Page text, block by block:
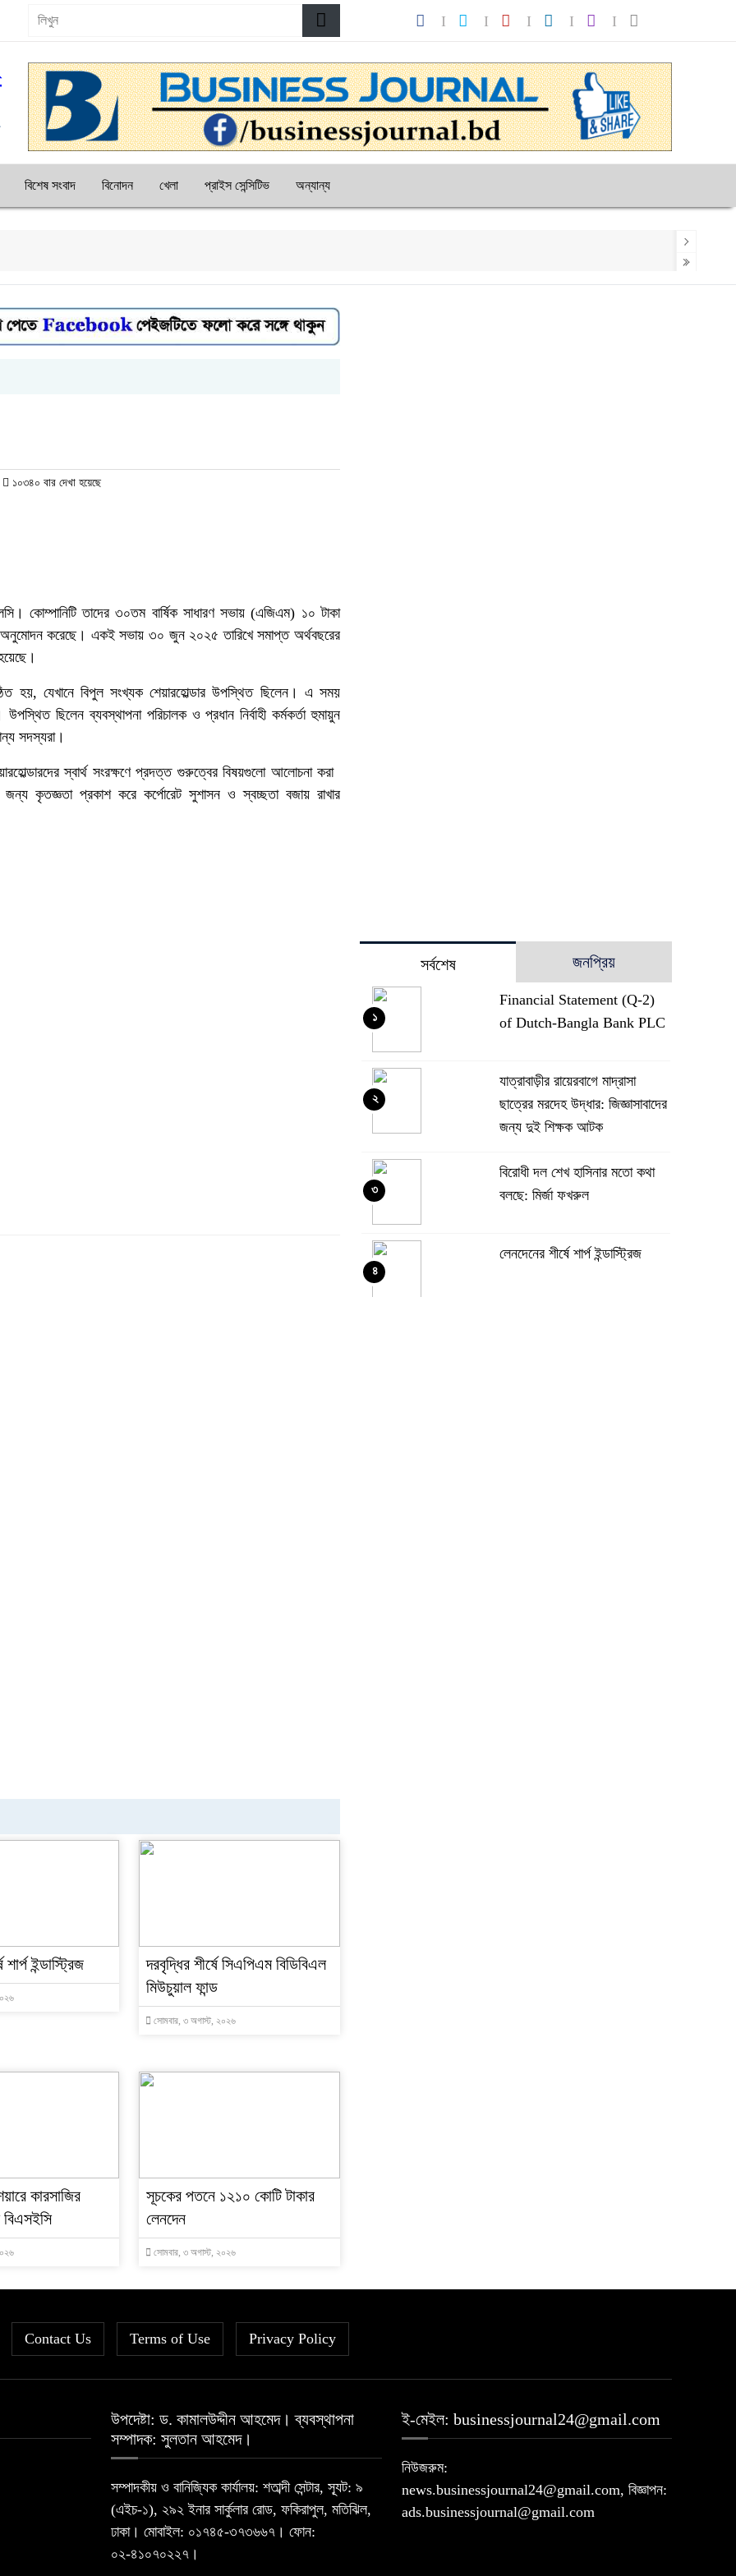
বিশেষ সংবাদ বিনোদন খেলা প্রাইস সেন্সিটিভ অন্যান্য
১০৩৪০ বার দেখা হয়েছে
কোম্পানিটি তাদের ৩০তম বার্ষিক সাধারণ সভায় (এজিএম) ১০ টাকা
অনুমোদন করেছে। একই সভায় ৩০ জুন ২০২৫ তারিখে সমাপ্ত অর্থবছরের
হয়, যেখানে বিপুল সংখ্যক শেয়ারহোল্ডার উপস্থিত ছিলেন। এ সময়
ছিলেন ব্যবস্থাপনা পরিচালক ও প্রধান নির্বাহী কর্মকর্তা হুমায়ুন
সদস্যরা।
স্বার্থ সংরক্ষণে প্রদত্ত গুরুত্বের বিষয়গুলো আলোচনা করা
জন্য কৃতজ্ঞতা প্রকাশ করে কর্পোরেট সুশাসন ও স্বচ্ছতা বজায় রাখার
শার্প ইন্ডাস্ট্রিজ
দরবৃদ্ধির শীর্ষে সিএপিএম বিডিবিএল
মিউচুয়াল ফান্ড
সোমবার, ৩ অগাস্ট, ২০২৬
কারসাজির
বিএসইসি
সূচকের পতনে ১২১০ কোটি টাকার
লেনদেন
সোমবার, ৩ অগাস্ট, ২০২৬
সর্বশেষ জনপ্রিয়
Financial Statement (Q-2)
of Dutch-Bangla Bank PLC
১
যাত্রাবাড়ীর রায়েরবাগে মাদ্রাসা
ছাত্রের মরদেহ উদ্ধার: জিজ্ঞাসাবাদের
জন্য দুই শিক্ষক আটক
২
বিরোধী দল শেখ হাসিনার মতো কথা
বলছে: মির্জা ফখরুল
৩
লেনদেনের শীর্ষে শার্প ইন্ডাস্ট্রিজ
৪
Contact Us Terms of Use Privacy Policy
উপদেষ্টা: ড. কামালউদ্দীন আহমেদ। ব্যবস্থাপনা
সম্পাদক: সুলতান আহমেদ।
সম্পাদকীয় ও বানিজ্যিক কার্যালয়: শতাব্দী সেন্টার, স্যূট: ৯
(এইচ-১), ২৯২ ইনার সার্কুলার রোড, ফকিরাপুল, মতিঝিল,
ঢাকা। মোবাইল: ০১৭৪৫-৩৭৩৬৬৭। ফোন:
০২-৪১০৭০২২৭।
ই-মেইল: businessjournal24@gmail.com
নিউজরুম:
news.businessjournal24@gmail.com, বিজ্ঞাপন:
ads.businessjournal@gmail.com